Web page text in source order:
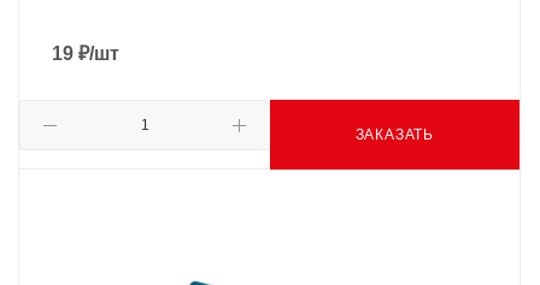
19 ₽/шт
ЗАКАЗАТЬ